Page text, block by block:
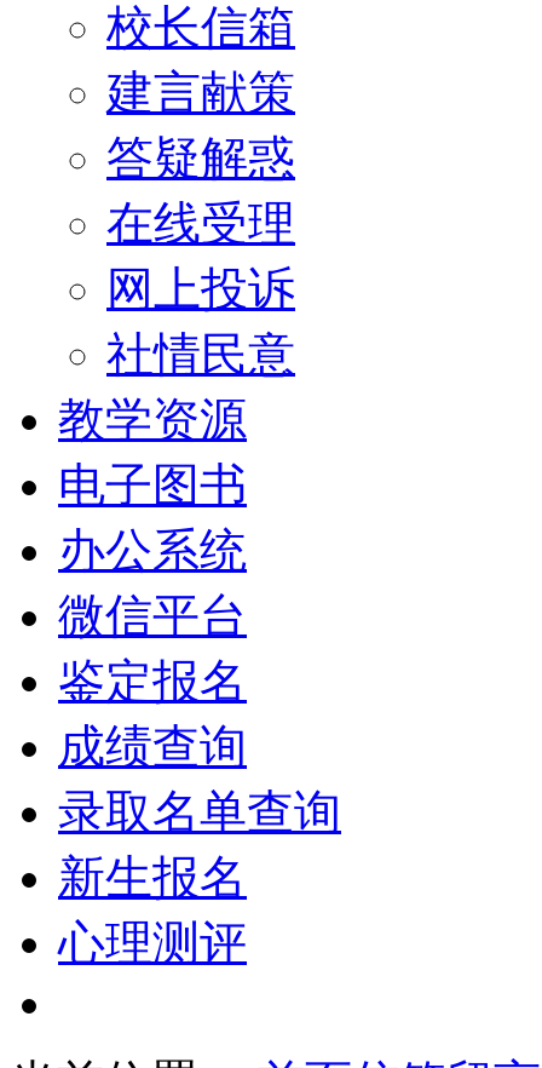
校长信箱
建言献策
答疑解惑
在线受理
网上投诉
社情民意
教学资源
电子图书
办公系统
微信平台
鉴定报名
成绩查询
录取名单查询
新生报名
心理测评